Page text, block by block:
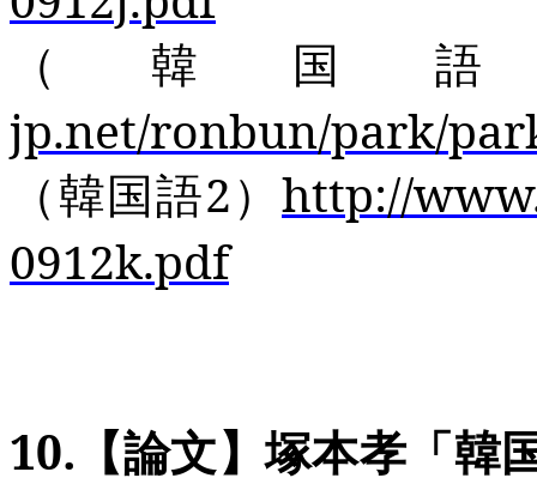
（韓国
jp.net/ronbun/park/
（韓国語2）http://
0912k.pdf
10. 【論文】塚本孝「